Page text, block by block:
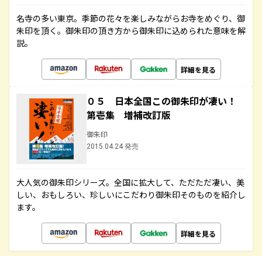
名寺の多い東京。季節の花々を楽しみながらお寺をめぐり、御
朱印を頂く。御朱印の頂き方から御朱印に込められた意味を解
説。
詳細を見る
０５ 日本全国この御朱印が凄い！
第壱集 増補改訂版
御朱印
2015.04.24 発売
大人気の御朱印シリーズ。全国に拡大して、ただただ凄い、美
しい、おもしろい、珍しいにこだわり御朱印そのものを紹介し
ます。
詳細を見る